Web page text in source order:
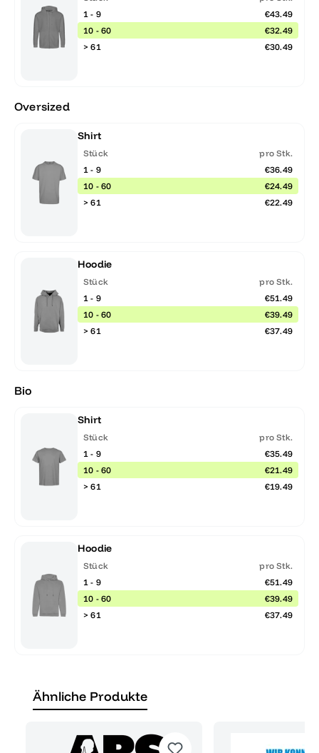
1 - 9
€43.49
10 - 60
€32.49
> 61
€30.49
Oversized
Shirt
Stück
pro Stk.
1 - 9
€36.49
10 - 60
€24.49
> 61
€22.49
Hoodie
Stück
pro Stk.
1 - 9
€51.49
10 - 60
€39.49
> 61
€37.49
Bio
Shirt
Stück
pro Stk.
1 - 9
€35.49
10 - 60
€21.49
> 61
€19.49
Hoodie
Stück
pro Stk.
1 - 9
€51.49
10 - 60
€39.49
> 61
€37.49
Ähnliche Produkte